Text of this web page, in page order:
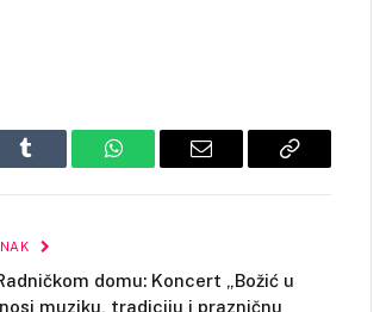
Tumblr WhatsAppEmail
Copy
domu: Koncert „Božić u
muziku, tradiciju i prazničnu